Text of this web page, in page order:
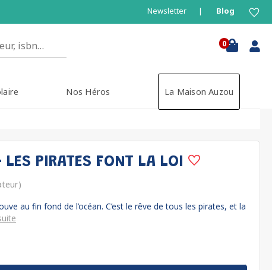
Newsletter Blog
0
Nos Héros La Maison Auzou
PIRATES FONT LA LOI
au fin fond de l’océan. C’est le rêve de tous les pirates, et la